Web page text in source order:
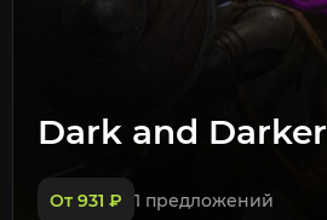
Dark and Darker
От 931 ₽ 1 предложений